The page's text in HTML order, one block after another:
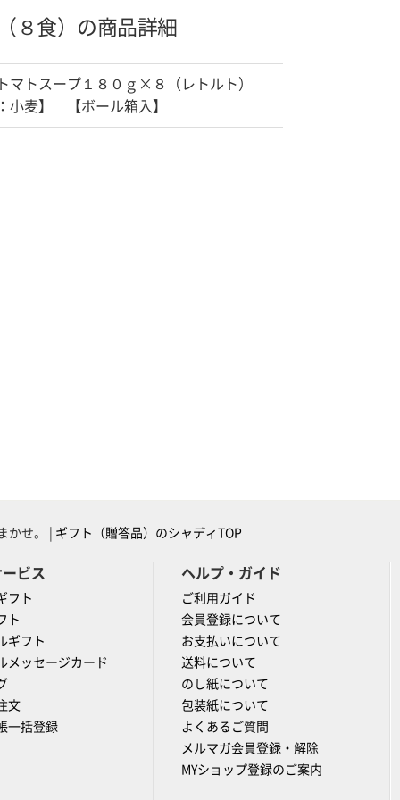
８食）の商品詳細
マトスープ１８０ｇ×８（レトルト）
小麦】 【ボール箱入】
かせ。 | ギフト（贈答品）のシャディTOP
ビス
フト
ト
ギフト
メッセージカード
文
一括登録
ヘルプ・ガイド
ご利用ガイド
会員登録について
お支払いについて
送料について
のし紙について
包装紙について
よくあるご質問
メルマガ会員登録・解除
MYショップ登録のご案内